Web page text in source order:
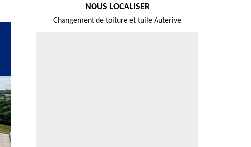
NOUS LOCALISER
Changement de toiture et tuile Auterive